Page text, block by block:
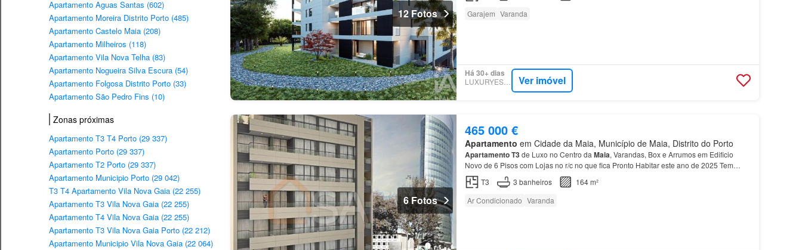
Apartamento Aguas Santas (602)
Apartamento Moreira Distrito Porto (485)
Apartamento Castelo Maia (208)
Apartamento Milheiros (118)
Apartamento Vila Nova Telha (83)
Apartamento Nogueira Silva Escura (54)
Apartamento Folgosa Distrito Porto (33)
Apartamento São Pedro Fins (10)
Zonas próximas
Apartamento T3 T4 Porto (29 337)
Apartamento Porto (29 337)
Apartamento T2 Porto (29 337)
Apartamento Municipio Porto (29 042)
T3 T4 Apartamento Vila Nova Gaia (22 255)
Apartamento T3 Vila Nova Gaia (22 255)
Apartamento T4 Vila Nova Gaia (22 255)
Apartamento T3 Vila Nova Gaia Porto (22 212)
Apartamento Municipio Vila Nova Gaia (22 064)
12 Fotos Garajem Varanda
Há 30+ dias
LUXURYESTATE Ver imóvel
6 Fotos
465 000 €
Apartamento em Cidade da Maia, Município de Maia, Distrito do Porto
ApartamentoT3de Luxo no Centro da Maia, Varandas, Box e Arrumos em Edificio
Novo de 6 Pisos com Lojas no r/c no que fica Pronto Habitar este ano de 2025 Tem
Tetos falsos em todo o
Apartamento
T3 3 banheiros
164 m²
Ar Condicionado Varanda